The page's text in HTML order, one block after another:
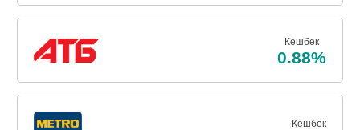
Кешбек
0.88%
Кешбек